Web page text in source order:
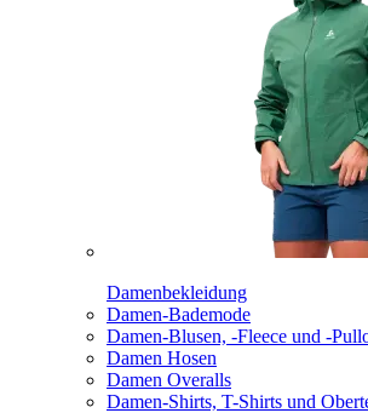
Damenbekleidung
Damen-Bademode
Damen-Blusen, -Fleece und -
Damen Hosen
Damen Overalls
Damen-Shirts, T-Shirts und